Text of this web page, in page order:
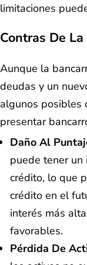
limitaciones
Contras De
Aunque la
deudas y un
algunos posibles
presentar
Daño Al
puede tener
crédito, lo que
crédito en el
interés más
favorables.
Pérdida De